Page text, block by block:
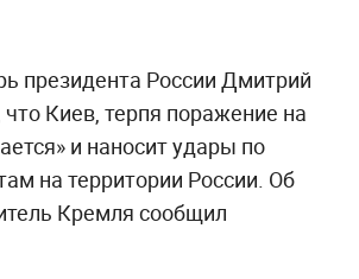
президента России Дмитрий
Киев, терпя поражение на
и наносит удары по
на территории России. Об
Кремля сообщил